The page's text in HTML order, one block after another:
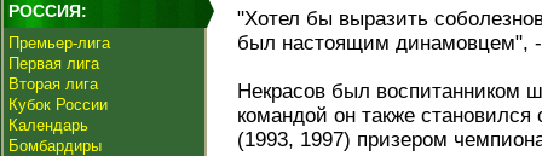
РОССИЯ:
Премьер-лига
Первая лига
Вторая лига
Кубок России
Календарь
Бомбардиры
"Хотел бы выразить
был настоящим динамовцем", -
Некрасов был воспитанником
командой он также
(1993, 1997) призером